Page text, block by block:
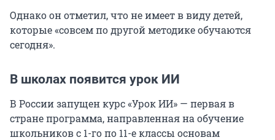
Однако он отметил, что не имеет в виду детей,
которые «совсем по другой методике обучаются
сегодня».
В школах появится урок ИИ
В России запущен курс «Урок ИИ» — первая в
стране программа, направленная на обучение
школьников с 1-го по 11-е классы основам